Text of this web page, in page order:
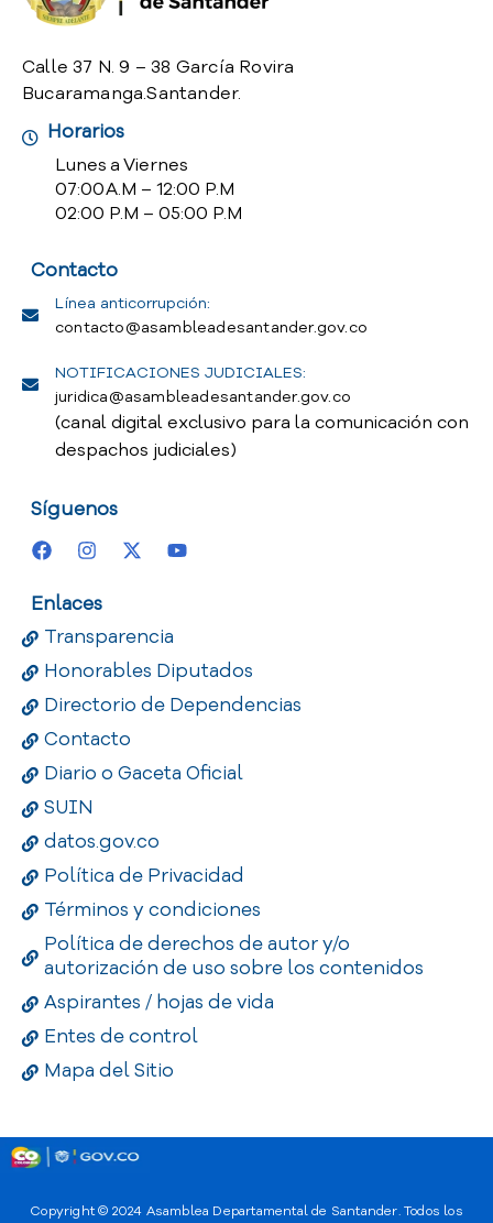
Calle 37 N. 9 – 38 García Rovira
Bucaramanga.Santander.
Horarios
Lunes a Viernes
07:00 A.M – 12:00 P.M
02:00 P.M – 05:00 P.M
Contacto
Línea anticorrupción:
contacto@asambleadesantander.gov.co
NOTIFICACIONES JUDICIALES:
juridica@asambleadesantander.gov.co
(canal digital exclusivo para la comunicación con
despachos judiciales)
Síguenos
Enlaces
Transparencia
Honorables Diputados
Directorio de Dependencias
Contacto
Diario o Gaceta Oficial
SUIN
datos.gov.co
Política de Privacidad
Términos y condiciones
Política de derechos de autor y/o
autorización de uso sobre los contenidos
Aspirantes / hojas de vida
Entes de control
Mapa del Sitio
Copyright © 2024 Asamblea Departamental de Santander. Todos los